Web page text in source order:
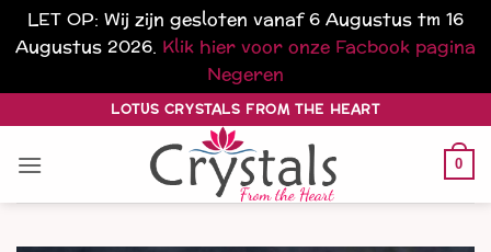
LET OP: Wij zijn gesloten vanaf 6 Augustus tm 16
Augustus 2026. Klik hier voor onze Facbook pagina
Negeren
naar
inhoud
LOTUS CRYSTALS FROM THE HEART
0